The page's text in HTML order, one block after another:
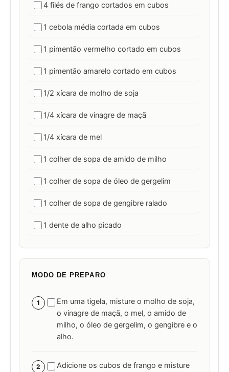
4 filés de frango cortados em cubos
1 cebola média cortada em cubos
1 pimentão vermelho cortado em cubos
1 pimentão amarelo cortado em cubos
1/2 xícara de molho de soja
1/4 xícara de vinagre de maçã
1/4 xícara de mel
1 colher de sopa de amido de milho
1 colher de sopa de óleo de gergelim
1 colher de sopa de gengibre ralado
1 dente de alho picado
MODO DE PREPARO
1
Em uma tigela, misture o molho de soja,
o vinagre de maçã, o mel, o amido de
milho, o óleo de gergelim, o gengibre e o
alho.
2
Adicione os cubos de frango e misture